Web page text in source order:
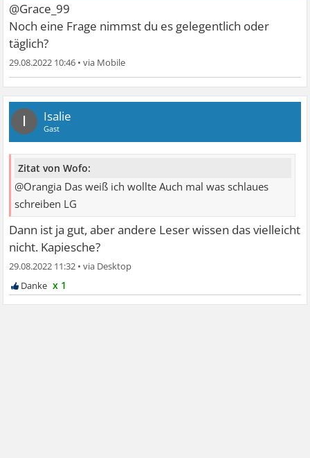
@Grace_99
Noch eine Frage nimmst du es gelegentlich oder
täglich?
29.08.2022 10:46 •
I Isalie
Gast
Zitat von Wofo:
@Orangia Das weiß ich wollte Auch mal was schlaues
schreiben LG
Dann ist ja gut, aber andere Leser wissen das vielleicht
nicht. Kapiesche?
29.08.2022 11:32 •
x 1